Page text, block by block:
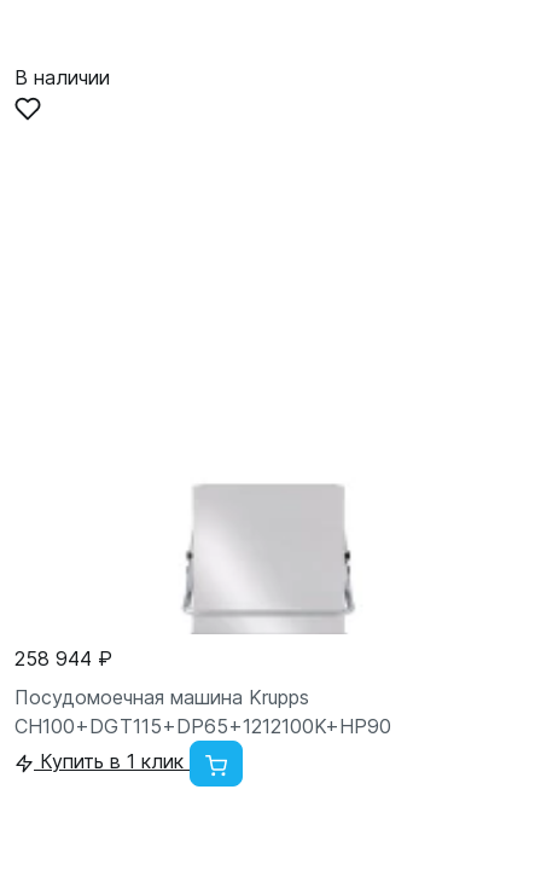
В наличии
258 944 ₽
Посудомоечная машина Krupps
CH100+DGT115+DP65+1212100K+HP90
Купить в 1 клик